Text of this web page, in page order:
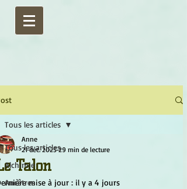
Tous les articles
Alchimie
Ancêtres
Tous les articles
Talon
Anne
21 déc. 2025 29 min de lecture
mise à jour : il y a 4 jours